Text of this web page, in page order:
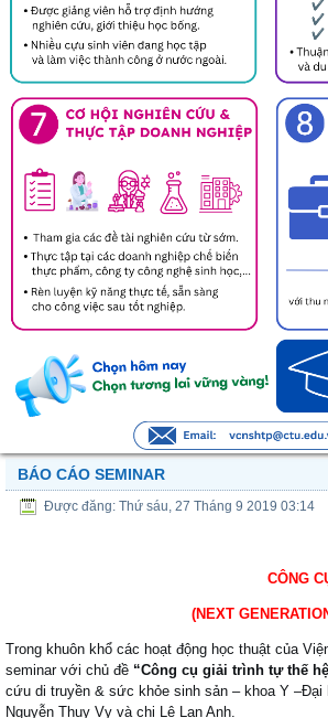
BÁO CÁO SEMINAR
Trong khuôn khổ các hoạt động học thuật của
seminar với chủ đề “Công cụ giải trình tự thế
cứu di truyền & sức khỏe sinh sản – khoa Y